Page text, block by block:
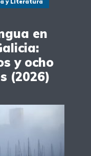
y Literatura
en
y ocho
(2026)